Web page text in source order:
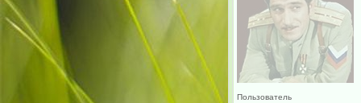
Пользователь